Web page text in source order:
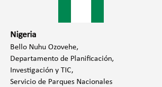
Nigeria
Bello Nuhu Ozovehe,
Departamento de Planificación,
Investigación y TIC,
Servicio de Parques Nacionales